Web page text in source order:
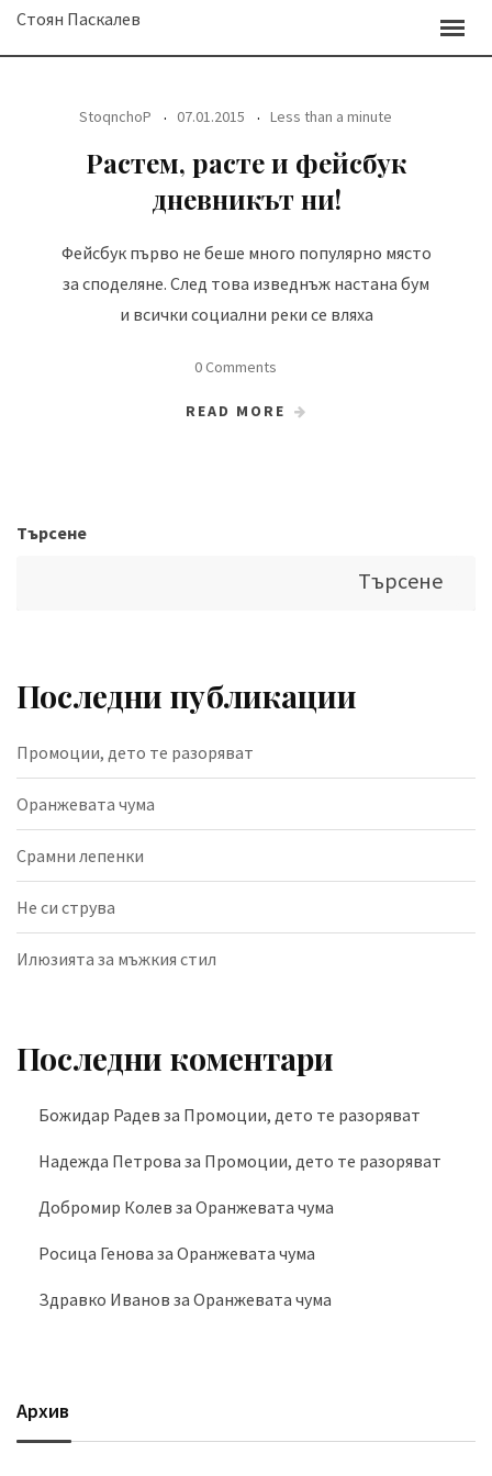
SkipСтоян Паскалев
StoqnchoP 07.01.2015 Less than a minute
Растем, расте и фейсбук
дневникът ни!
Фейсбук първо не беше много популярно място
за споделяне. След това изведнъж настана бум
и всички социални реки се вляха
0 Comments
READ MORE
Търсене
Търсене
Последни публикации
Промоции, дето те разоряват
Оранжевата чума
Срамни лепенки
Не си струва
Илюзията за мъжкия стил
Последни коментари
Божидар Радев за Промоции, дето те разоряват
Надежда Петрова за Промоции, дето те разоряват
Добромир Колев за Оранжевата чума
Росица Генова за Оранжевата чума
Здравко Иванов за Оранжевата чума
Архив